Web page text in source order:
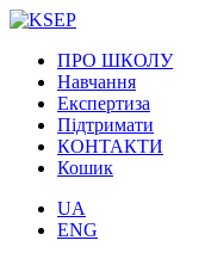
ПРО ШКОЛУ
Навчання
Експертиза
Підтримати
КОНТАКТИ
Кошик
UA
ENG